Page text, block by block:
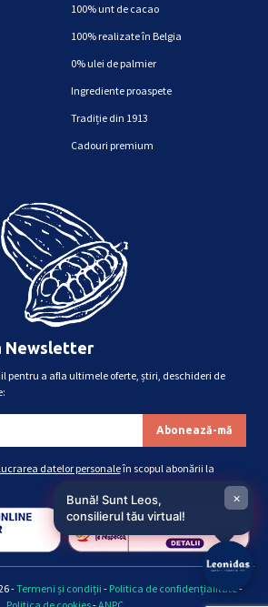
100% unt de cacao
100% realizate în Belgia
0% ulei de palmier
Ingrediente proaspete
Tradiție din 1913
Cadouri premium
Newsletter
pentru a afla ultimele oferte, știri, deschideri de
datelor personaleîn scopul abonării la
-Termeni și condiții - Politica de confidențialitate -
Bună! Sunt Leos,
consilierul tău virtual!
×